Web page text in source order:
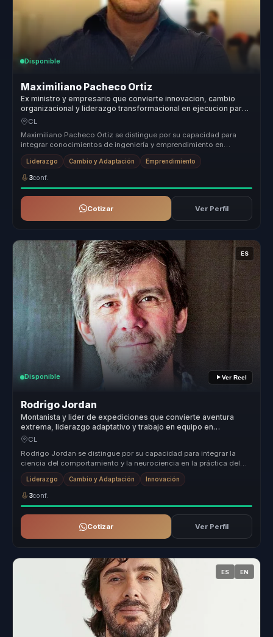
Disponible
Maximiliano Pacheco Ortiz
Ex ministro y empresario que convierte innovacion, cambio
organizacional y liderazgo transformacional en ejecucion para
lideres y empresas.
CL
Maximiliano Pacheco Ortiz se distingue por su capacidad para
integrar conocimientos de ingeniería y emprendimiento en
soluciones práctica...
Liderazgo Cambio y Adaptación Emprendimiento
3conf.
Cotizar Ver Perfil
ES
Disponible Ver Reel
Rodrigo Jordan
Montanista y lider de expediciones que convierte aventura
extrema, liderazgo adaptativo y trabajo en equipo en
resiliencia para lideres y empresas.
CL
Rodrigo Jordan se distingue por su capacidad para integrar la
ciencia del comportamiento y la neurociencia en la práctica del
liderazgo, ...
Liderazgo Cambio y Adaptación Innovación
3conf.
Cotizar Ver Perfil
ES EN